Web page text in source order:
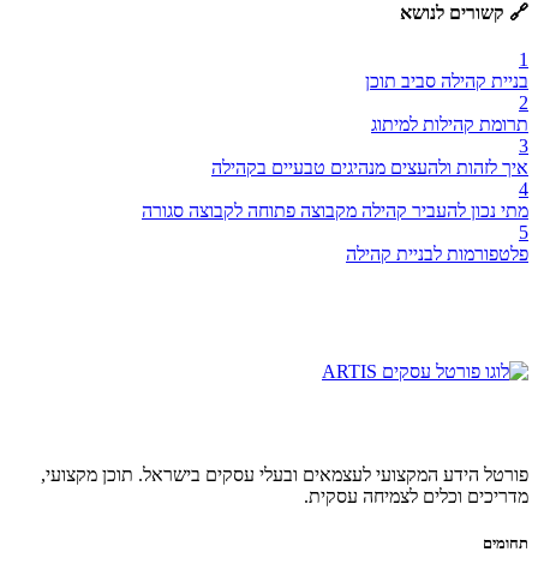
🔗 קשורים לנושא
1
בניית קהילה סביב תוכן
2
תרומת קהילות למיתוג
3
איך לזהות ולהעצים מנהיגים טבעיים בקהילה
4
מתי נכון להעביר קהילה מקבוצה פתוחה לקבוצה סגורה
5
פלטפורמות לבניית קהילה
פורטל הידע המקצועי לעצמאים ובעלי עסקים בישראל. תוכן מקצועי,
מדריכים וכלים לצמיחה עסקית.
תחומים